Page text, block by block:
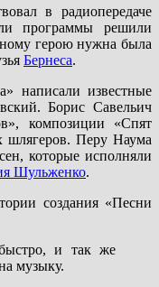
в радиопередаче
программы решили
герою нужна была
Бернеса.
написали известные
Борис Савельич
композиции «Спят
шлягеров. Перу Наума
которые исполняли
Шульженко.
создания «Песни
и так же
музыку.